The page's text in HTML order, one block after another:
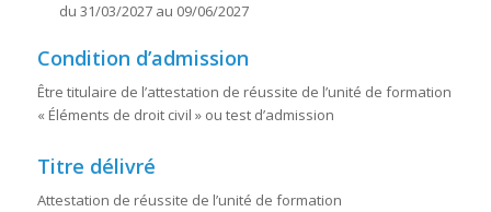
du 31/03/2027 au 09/06/2027
Condition d’admission
Être titulaire de l’attestation de réussite de l’unité de formation
« Éléments de droit civil » ou test d’admission
Titre délivré
Attestation de réussite de l’unité de formation